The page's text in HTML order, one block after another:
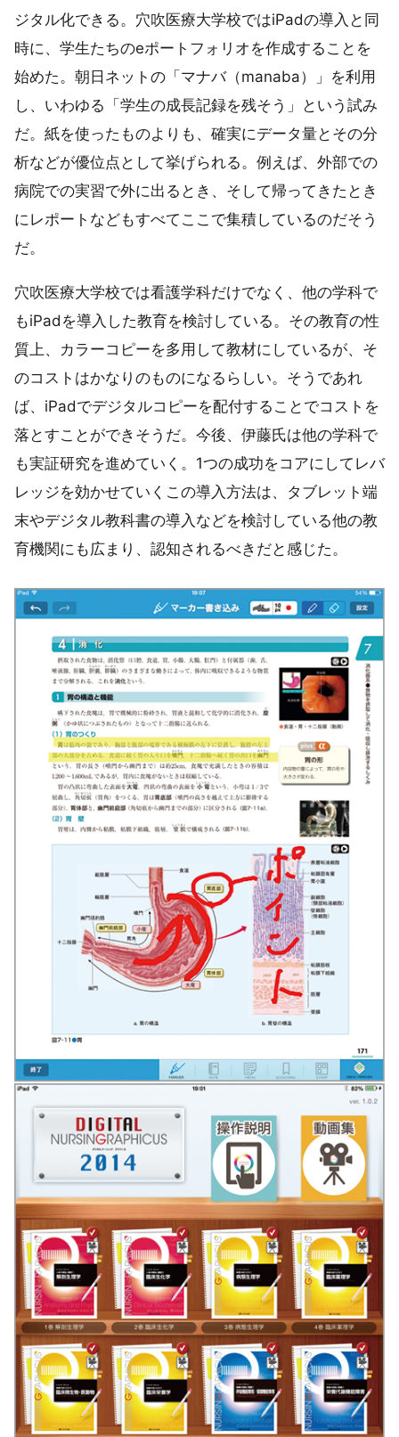
ジタル化できる。穴吹医療大学校ではiPadの導入と同
時に、学生たちのeポートフォリオを作成することを
始めた。朝日ネットの「マナバ（manaba）」を利用
し、いわゆる「学生の成長記録を残そう」という試み
だ。紙を使ったものよりも、確実にデータ量とその分
析などが優位点として挙げられる。例えば、外部での
病院での実習で外に出るとき、そして帰ってきたとき
にレポートなどもすべてここで集積しているのだそう
だ。
穴吹医療大学校では看護学科だけでなく、他の学科で
もiPadを導入した教育を検討している。その教育の性
質上、カラーコピーを多用して教材にしているが、そ
のコストはかなりのものになるらしい。そうであれ
ば、iPadでデジタルコピーを配付することでコストを
落とすことができそうだ。今後、伊藤氏は他の学科で
も実証研究を進めていく。1つの成功をコアにしてレバ
レッジを効かせていくこの導入方法は、タブレット端
末やデジタル教科書の導入などを検討している他の教
育機関にも広まり、認知されるべきだと感じた。